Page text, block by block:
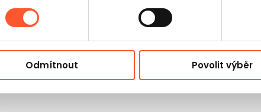
Odmítnout Povolit výběr
jednoduchý průběh trasy v poutavější úkol,
efekt překážky a dobře se hodí k drahám ve
úsek, který se dobře vejde i do stísněnějších zón, a
trasy. Je to praktický modul pro budování poutavější